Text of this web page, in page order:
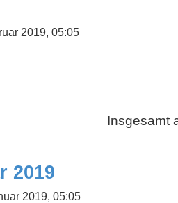
2019, 05:05
Insgesamt
2019
2019, 05:05